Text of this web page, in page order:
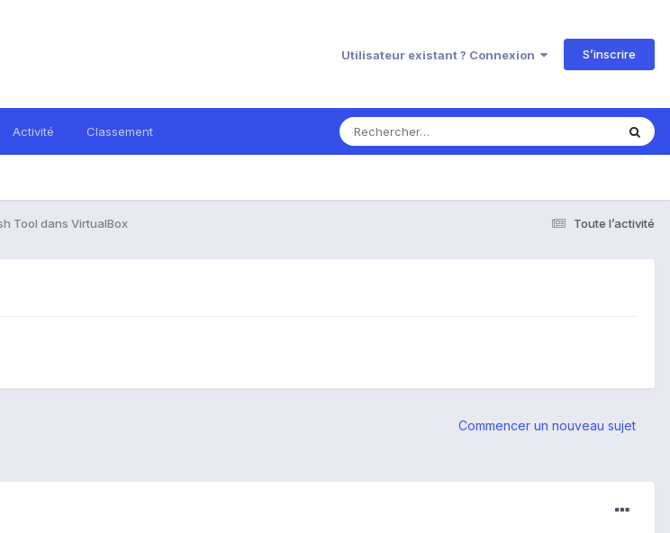
Utilisateur existant ? Connexion S’inscrire
Activité Classement
Toute l’activité
Tool dans VirtualBox
Commencer un nouveau sujet